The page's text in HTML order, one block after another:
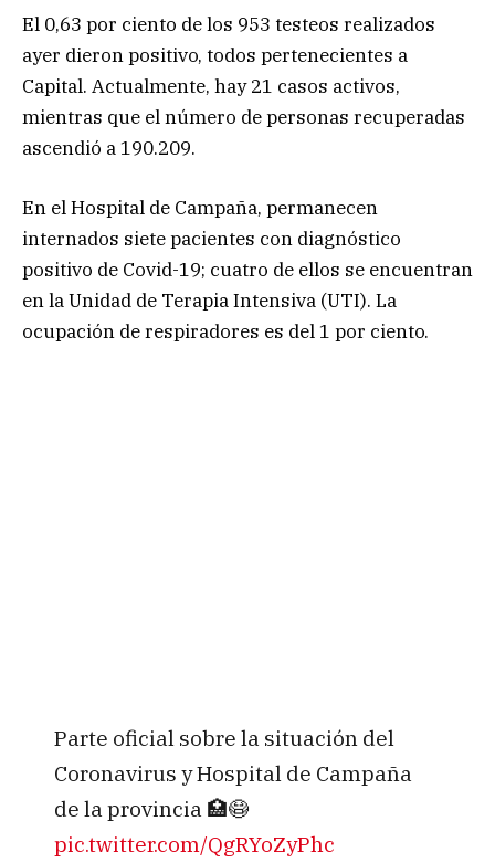
El 0,63 por ciento de los 953 testeos realizados
ayer dieron positivo, todos pertenecientes a
Capital. Actualmente, hay 21 casos activos,
mientras que el número de personas recuperadas
ascendió a 190.209.
En el Hospital de Campaña, permanecen
internados siete pacientes con diagnóstico
positivo de Covid-19; cuatro de ellos se encuentran
en la Unidad de Terapia Intensiva (UTI). La
ocupación de respiradores es del 1 por ciento.
Parte oficial sobre la situación del
Coronavirus y Hospital de Campaña
de la provincia 🏥😷
pic.twitter.com/QgRYoZyPhc